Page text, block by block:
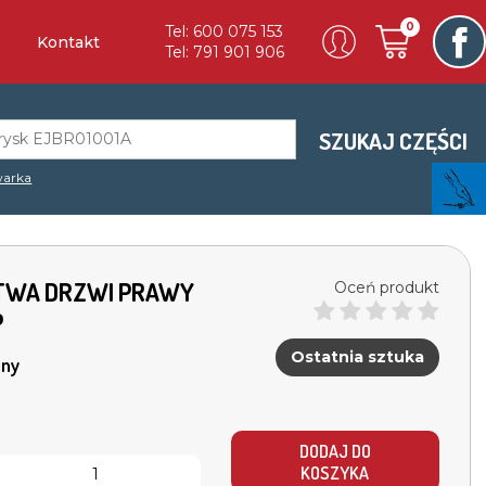
Kontakt
Tel: 600 075 153
Tel: 791 901 906
0
SZUKAJ CZĘŚCI
DRZWI PRAWY
Oceń produkt
Ostatnia sztuka
DODAJ DO
KOSZYKA